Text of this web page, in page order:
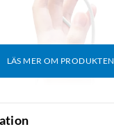
LÄS MER OM PRODUKTEN